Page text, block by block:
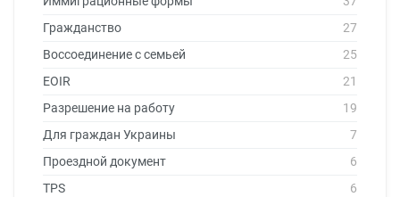
Гражданство
27
Воссоединение с семьей
25
EOIR
21
Разрешение на работу
19
Для граждан Украины
7
Проездной документ
6
TPS
6